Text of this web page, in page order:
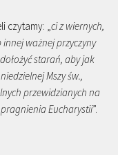
czytamy: „ci z wiernych,
ważnej przyczyny
starań, aby jak
Mszy św.,
przewidzianych na
Eucharystii”.